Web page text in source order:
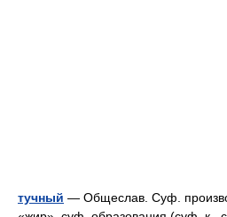
тучный — Общеслав. Суф.